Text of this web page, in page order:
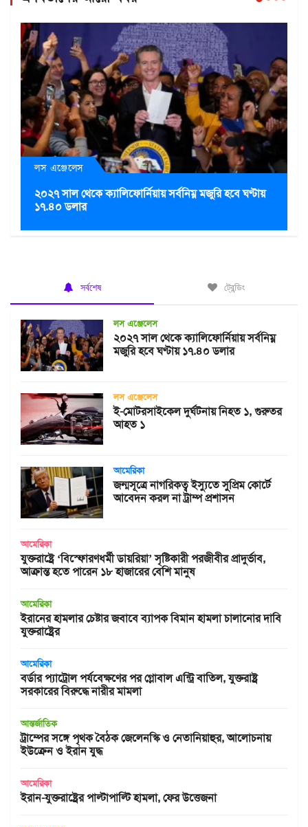
লস এঞ্জেলেস
২০২৭ সাল থেকে ক্যালিফোর্নিয়ায় সর্বনিম্ন মজুরি হবে ঘণ্টায়
১৭.৪০ ডলার
সর্বশেষ ট্রেন্ডিং
লস এঞ্জেলেস
২০২৭ সাল থেকে ক্যালিফোর্নিয়ায় সর্বনিম্ন
মজুরি হবে ঘণ্টায় ১৭.৪০ ডলার
লস এঞ্জেলেস
ই-মোটরসাইকেল দুর্ঘটনায় নিহত ১, গুরুতর
আহত ১
আমেরিকা
জন্মসূত্রে নাগরিকত্ব ইস্যুতে সুপ্রিম কোর্টে
আবেদন করল না ট্রাম্প প্রশাসন
আমেরিকা
যুক্তরাষ্ট্রে ‘বিস্ফোরণধর্মী ডায়রিয়া’ সৃষ্টিকারী পরজীবীর প্রাদুর্ভাব,
আক্রান্ত হতে পারেন ১৮ হাজারের বেশি মানুষ
আমেরিকা
ইরানের হামলার চেষ্টার জবাবে ব্যাপক বিমান হামলা চালানোর দাবি
যুক্তরাষ্ট্রের
আমেরিকা
বর্ডার প্যাট্রোল পর্যবেক্ষণের পর গ্লোবাল এন্ট্রি বাতিল, যুক্তরাষ্ট্র
সরকারের বিরুদ্ধে নারীর মামলা
আন্তর্জাতিক
ট্রাম্পের সঙ্গে পৃথক বৈঠক জেলেনস্কি ও নেতানিয়াহুর, আলোচনায়
ইউক্রেন ও ইরান যুদ্ধ
আমেরিকা
ইরান-যুক্তরাষ্ট্রের পাল্টাপাল্টি হামলা, ফের উত্তেজনা